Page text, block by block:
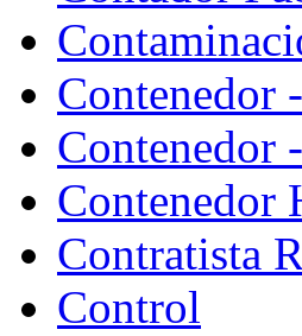
Contenedor
Contenedor
Contenedor
Contratista
Control